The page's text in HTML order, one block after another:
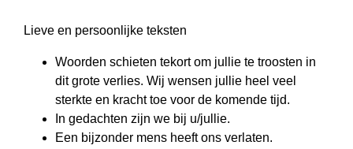
Lieve en persoonlijke teksten
Woorden schieten tekort om jullie te troosten in
dit grote verlies. Wij wensen jullie heel veel
sterkte en kracht toe voor de komende tijd.
In gedachten zijn we bij u/jullie.
Een bijzonder mens heeft ons verlaten.